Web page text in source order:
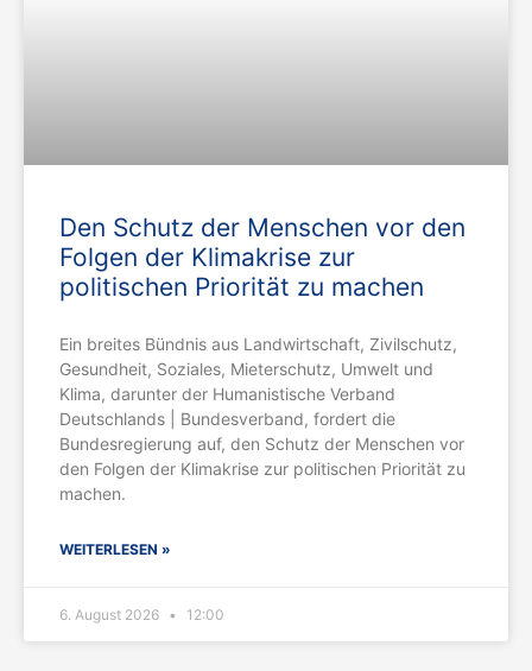
Den Schutz der Menschen vor den
Folgen der Klimakrise zur
politischen Priorität zu machen
Ein breites Bündnis aus Landwirtschaft, Zivilschutz,
Gesundheit, Soziales, Mieterschutz, Umwelt und
Klima, darunter der Humanistische Verband
Deutschlands | Bundesverband, fordert die
Bundesregierung auf, den Schutz der Menschen vor
den Folgen der Klimakrise zur politischen Priorität zu
machen.
WEITERLESEN »
6. August 2026 12:00